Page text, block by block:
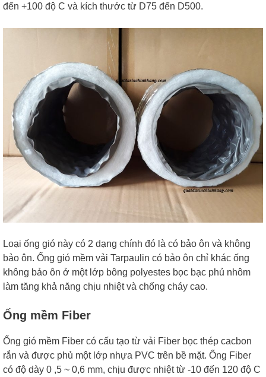
đến +100 độ C và kích thước từ D75 đến D500.
Loại ống gió này có 2 dạng chính đó là có bảo ôn và không
bảo ôn. Ống gió mềm vải Tarpaulin có bảo ôn chỉ khác ống
không bảo ôn ở một lớp bông polyestes bọc bạc phủ nhôm
làm tăng khả năng chịu nhiệt và chống cháy cao.
Ống mềm Fiber
Ống gió mềm Fiber có cấu tạo từ vải Fiber bọc thép cacbon
rắn và được phủ một lớp nhựa PVC trên bề mặt. Ống Fiber
có độ dày 0 ,5 ~ 0,6 mm, chịu được nhiệt từ -10 đến 120 độ C